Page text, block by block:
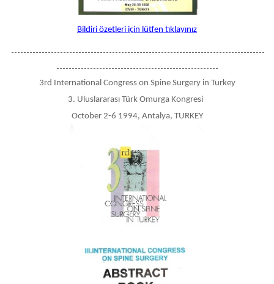
Bildiri özetleri için lütfen tıklayınız
-----------------------------------------------------------------------------------
-----------------------------------------------------
3rd International Congress on Spine Surgery in Turkey
3. Uluslararası Türk Omurga Kongresi
October 2-6 1994, Antalya, TURKEY